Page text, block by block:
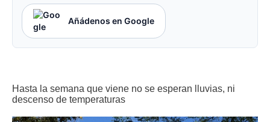
Añádenos en Google
Hasta la semana que viene no se esperan lluvias, ni
descenso de temperaturas